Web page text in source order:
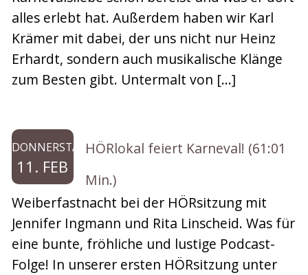
alles erlebt hat. Außerdem haben wir Karl
Krämer mit dabei, der uns nicht nur Heinz
Erhardt, sondern auch musikalische Klänge
zum Besten gibt. Untermalt von […]
DONNERSTAG
11. FEB
HÖRlokal feiert Karneval! (61:01
Min.)
Weiberfastnacht bei der HÖRsitzung mit
Jennifer Ingmann und Rita Linscheid. Was für
eine bunte, fröhliche und lustige Podcast-
Folge! In unserer ersten HÖRsitzung unter